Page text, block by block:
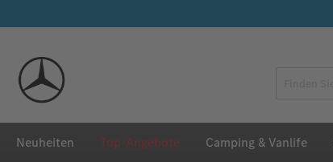
Neuheiten Top-Angebote Camping & Vanlife